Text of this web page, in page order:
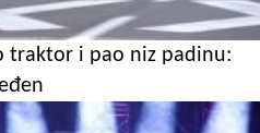
traktor i pao niz padinu: